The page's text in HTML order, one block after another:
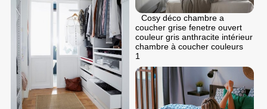
Cosy déco chambre a
coucher grise fenetre ouvert
couleur gris anthracite intérieur
chambre à coucher couleurs
1